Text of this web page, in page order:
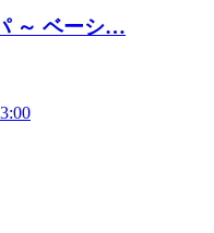
～ ベーシ…